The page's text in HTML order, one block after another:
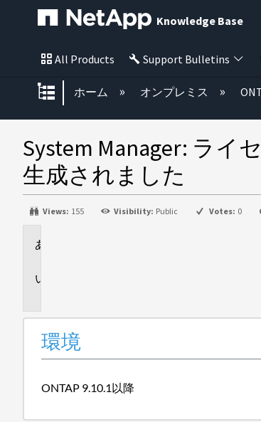
Knowledge Base
All Products Support Bulletins
グローバル階層を展開/
ホーム オンプレミス
System Manager: ラ
生成されました
Views: 155 Visibility: Public Votes: 0
環境
ONTAP 9.10.1以降